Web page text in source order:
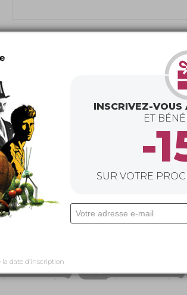
Ajouter au panier
10 €
Ajouter au panier
INSCRIVEZ-
ET
-
SUR VOTRE
la date d’inscription